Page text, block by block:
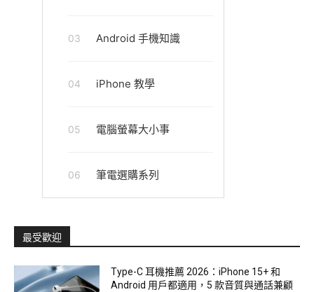
03 Android 手機知識
04 iPhone 教學
05 電腦螢幕大小事
06 筆電選購系列
最受歡迎
Type-C 耳機推薦 2026：iPhone 15+ 和
Android 用戶都適用，5 款音質與通話兼顧